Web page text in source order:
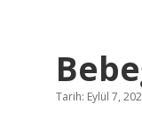
Tarih: Eylül 7,